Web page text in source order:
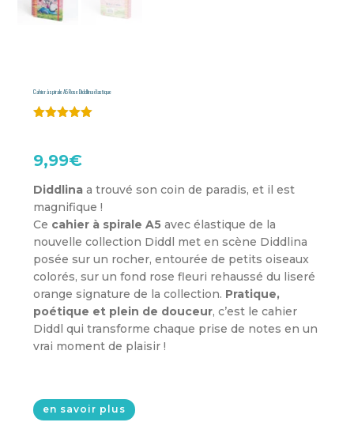
Cahier à spirale A5 Rose Diddlina élastique
notations
client
9,99€
Diddlina a trouvé son coin de paradis, et il est
magnifique !
Ce cahier à spirale A5 avec élastique de la
nouvelle collection Diddl met en scène Diddlina
posée sur un rocher, entourée de petits oiseaux
colorés, sur un fond rose fleuri rehaussé du liseré
orange signature de la collection. Pratique,
poétique et plein de douceur, c’est le cahier
Diddl qui transforme chaque prise de notes en un
vrai moment de plaisir !
en savoir plus